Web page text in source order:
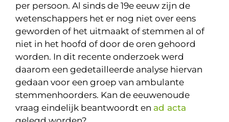
per persoon. Al sinds de 19e eeuw zijn de
wetenschappers het er nog niet over eens
geworden of het uitmaakt of stemmen al of
niet in het hoofd of door de oren gehoord
worden. In dit recente onderzoek werd
daarom een gedetailleerde analyse hiervan
gedaan voor een groep van ambulante
stemmenhoorders. Kan de eeuwenoude
vraag eindelijk beantwoordt en ad acta